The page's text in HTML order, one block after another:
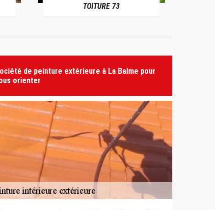
TOITURE 73
de peinture extérieure à La Balme pour
orienter